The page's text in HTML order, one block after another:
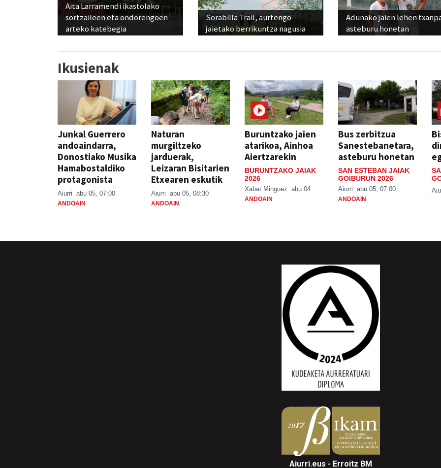
Aita Larramendi ikastolako
sortzaileen eta ondorengoen
arteko katebegia
Sorabilla Trail, aurtengo
jaietako berrikuntza nagusia
Adunako jaien lehen
asteburu honetan
Ikusienak
Junkal Guerrero
andoaindarra,
Donostiako Musika
Hamabostaldiko
protagonista
Aiurri abu 05, 07:00
ANDOAIN
Naturan
murgiltzeko
jarduerak,
Leizaran Bisitarien
Etxearen eskutik
Aiurri abu 05, 08:30
ANDOAIN
Buruntzako jaien
atarikoa, Ainhoa
Aiertzarekin
BURUNTZAKO JAIAK
2026
Xabat Minguez abu 04
ANDOAIN
Bus zerbitzua
Sanestebanetara,
asteburu honetan
SAN ESTEBAN JAIAK
GOIBURUN 2026
Aiurri abu 05, 07:00
ANDOAIN
Aiurri.eus - Erroitz BM